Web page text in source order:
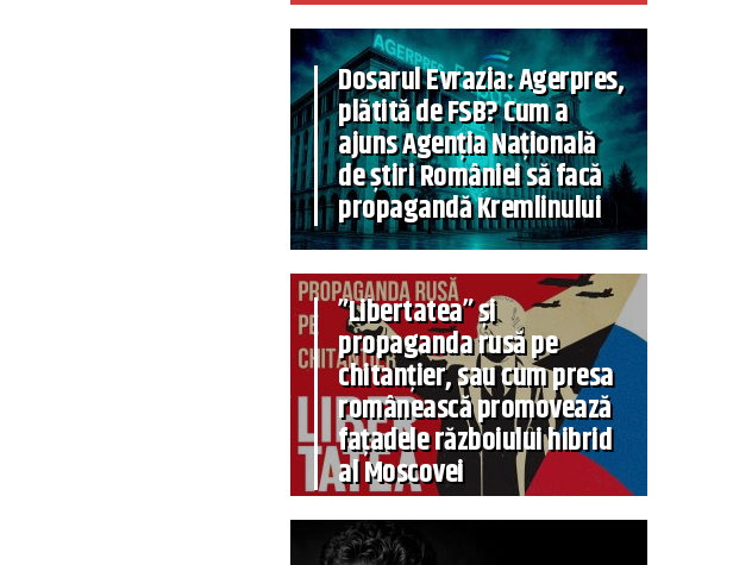
Dosarul Evrazia: Agerpres,
plătită de FSB? Cum a
ajuns Agenția Națională
de știri României să facă
propagandă Kremlinului
”Libertatea” și
propaganda rusă pe
chitanțier, sau cum presa
românească promovează
fațadele războiului hibrid
al Moscovei